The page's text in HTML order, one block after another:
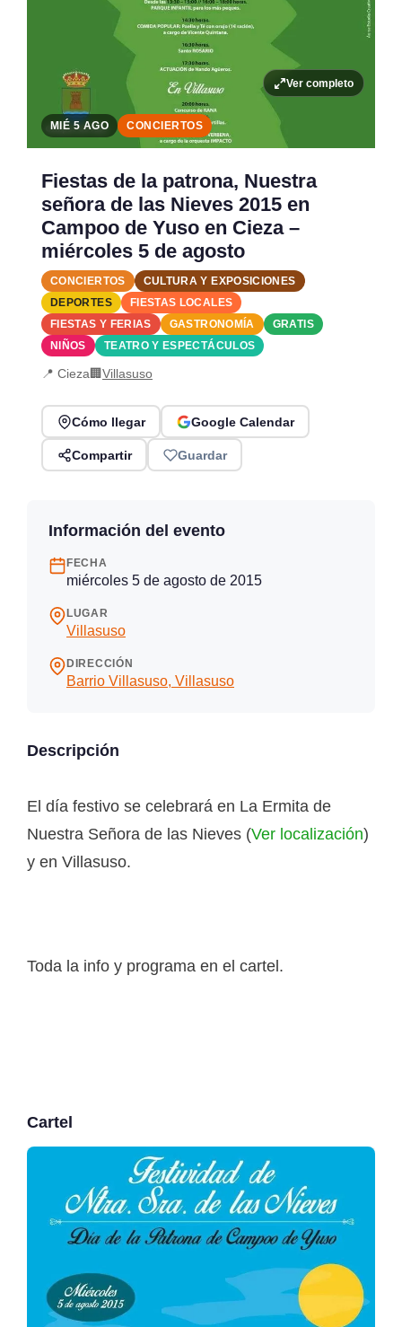
Ver completo
MIÉ 5 AGO CONCIERTOS
Fiestas de la patrona, Nuestra
señora de las Nieves 2015 en
Campoo de Yuso en Cieza –
miércoles 5 de agosto
CONCIERTOS
CULTURA Y EXPOSICIONES
DEPORTES
FIESTAS LOCALES
FIESTAS Y FERIAS
GASTRONOMÍA
GRATIS
NIÑOS
TEATRO Y ESPECTÁCULOS
📍 Cieza🏢Villasuso
Cómo llegar Google Calendar
Compartir Guardar
Información del evento
FECHA
miércoles 5 de agosto de 2015
LUGAR
Villasuso
DIRECCIÓN
Barrio Villasuso, Villasuso
Descripción
El día festivo se celebrará en La Ermita de
Nuestra Señora de las Nieves (Ver localización)
y en Villasuso.
Toda la info y programa en el cartel.
Cartel